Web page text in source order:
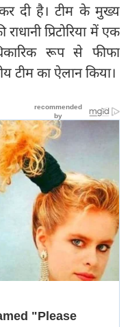
कर दी है। टीम के मुख्य
प्रिटोरिया में एक
रूप से फीफा
टीम का ऐलान किया।